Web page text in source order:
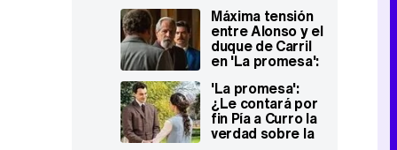
Cristóbal
Máxima tensión
entre Alonso y el
duque de Carril
en 'La promesa':
¿llegarán a las
manos?
'La promesa':
¿Le contará por
fin Pía a Curro la
verdad sobre la